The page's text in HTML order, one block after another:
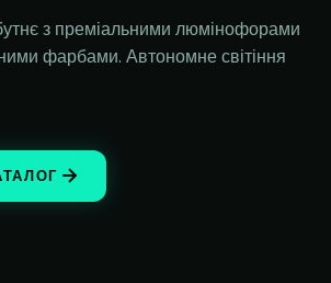
з преміальними люмінофорами
фарбами. Автономне світіння